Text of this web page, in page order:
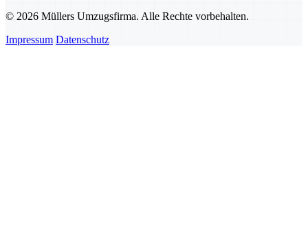
© 2026 Müllers Umzugsfirma. Alle Rechte vorbehalten.
Impressum Datenschutz